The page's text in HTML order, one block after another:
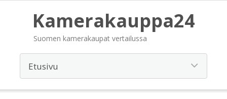
Kamerakauppa24
Suomen kamerakaupat vertailussa